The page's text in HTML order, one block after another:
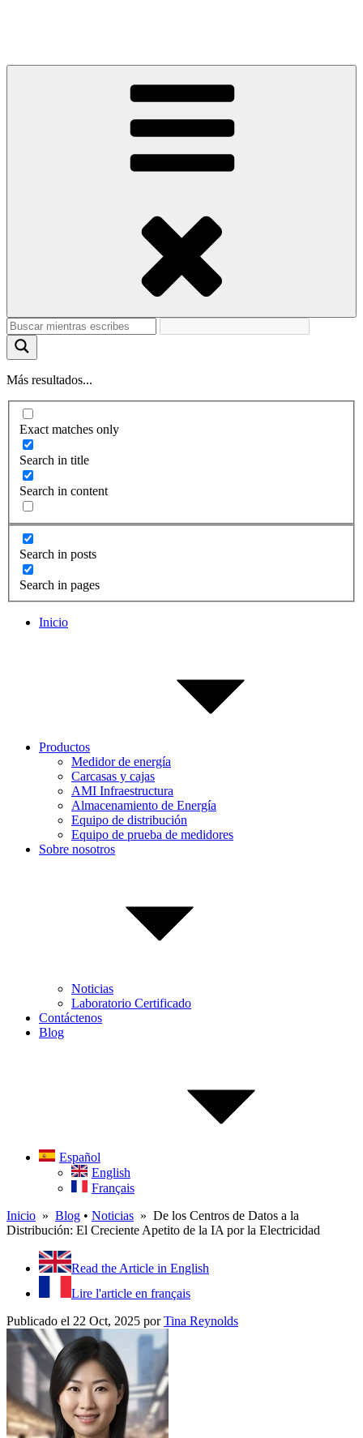
Más resultados...
Exact matches only
Search in title
Search in content
Search in posts
Search in pages
Inicio
Productos
Medidor de energía
Carcasas y cajas
AMI Infraestructura
Almacenamiento de Energía
Equipo de distribución
Equipo de prueba de medidores
Sobre nosotros
Noticias
Laboratorio Certificado
Contáctenos
Blog
Español
English
Français
Inicio » Blog • Noticias » De los Centros de Datos a la
Distribución: El Creciente Apetito de la IA por la Electricidad
Read the Article in English
Lire l'article en français
Publicado el 22 Oct, 2025 porTina Reynolds